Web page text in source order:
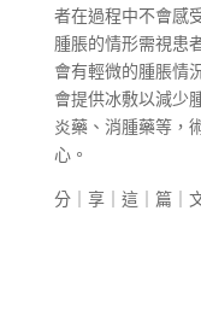
者在過程中不會感
腫脹的情形需視患
會有輕微的腫脹情
會提供冰敷以減少
炎藥、消腫藥等，
心。
分｜享｜這｜篇｜